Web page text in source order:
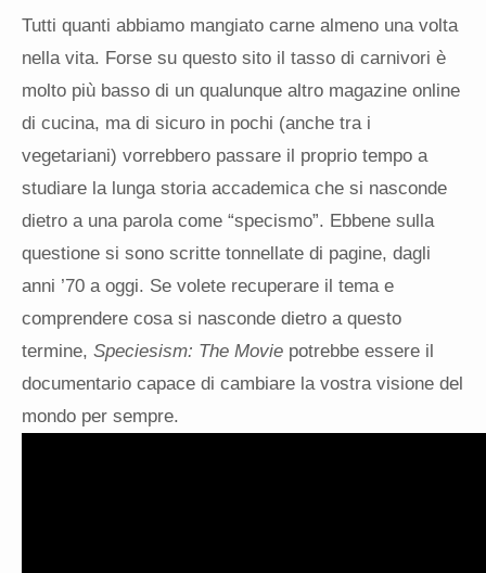
Tutti quanti abbiamo mangiato carne almeno una volta
nella vita. Forse su questo sito il tasso di carnivori è
molto più basso di un qualunque altro magazine online
di cucina, ma di sicuro in pochi (anche tra i
vegetariani) vorrebbero passare il proprio tempo a
studiare la lunga storia accademica che si nasconde
dietro a una parola come “specismo”. Ebbene sulla
questione si sono scritte tonnellate di pagine, dagli
anni ’70 a oggi. Se volete recuperare il tema e
comprendere cosa si nasconde dietro a questo
termine, Speciesism: The Movie potrebbe essere il
documentario capace di cambiare la vostra visione del
mondo per sempre.